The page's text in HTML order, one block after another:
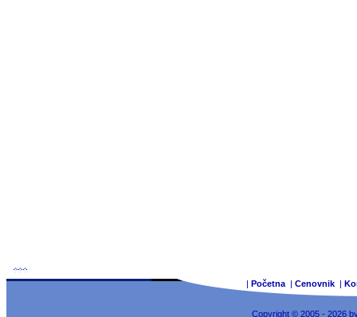
| Početna | Cenovnik |
Copyright © 2005 - 2026